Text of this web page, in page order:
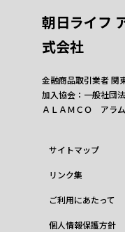
朝日ライフ
式会社
金融商品取引業者 関
加入協会：一般社団
ＡＬＡＭＣＯ アラ
サイトマップ
リンク集
ご利用にあたって
個人情報保護方針